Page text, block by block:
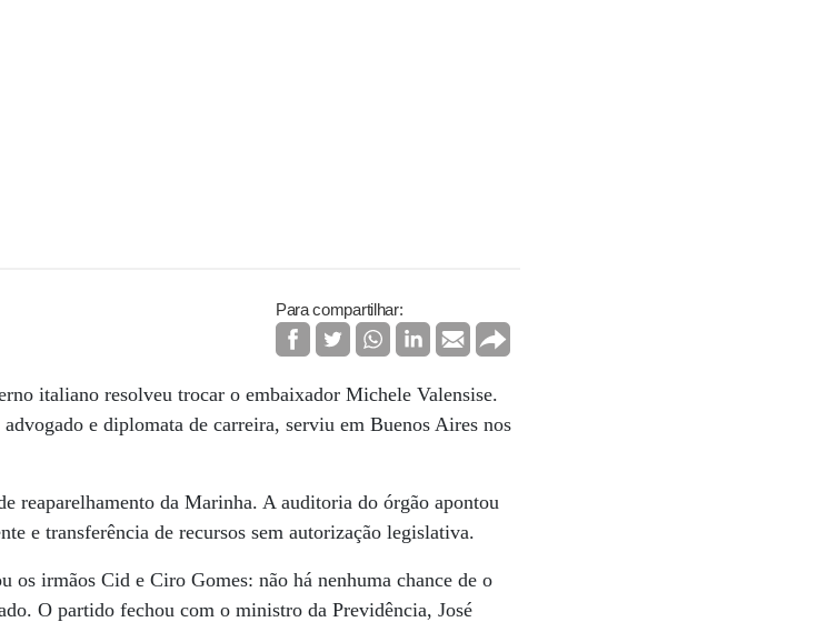
Para compartilhar:
italiano resolveu trocar o embaixador Michele Valensise.
e diplomata de carreira, serviu em Buenos Aires nos
reaparelhamento da Marinha. A auditoria do órgão apontou
e transferência de recursos sem autorização legislativa.
irmãos Cid e Ciro Gomes: não há nenhuma chance de o
O partido fechou com o ministro da Previdência, José